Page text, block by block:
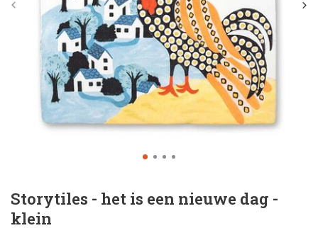
Storytiles - het is een nieuwe dag -
klein